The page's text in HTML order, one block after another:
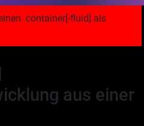
aus einer